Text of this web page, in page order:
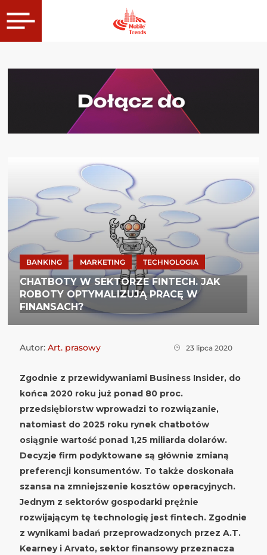
BANKING MARKETING TECHNOLOGIA
CHATBOTY W SEKTORZE FINTECH. JAK
ROBOTY OPTYMALIZUJĄ PRACĘ W
FINANSACH?
Autor: Art. prasowy 23 lipca 2020
Zgodnie z przewidywaniami Business Insider, do
końca 2020 roku już ponad 80 proc.
przedsiębiorstw wprowadzi to rozwiązanie,
natomiast do 2025 roku rynek chatbotów
osiągnie wartość ponad 1,25 miliarda dolarów.
Decyzje firm podyktowane są głównie zmianą
preferencji konsumentów. To także doskonała
szansa na zmniejszenie kosztów operacyjnych.
Jednym z sektorów gospodarki prężnie
rozwijającym tę technologię jest fintech. Zgodnie
z wynikami badań przeprowadzonych przez A.T.
Kearney i Arvato, sektor finansowy przeznacza